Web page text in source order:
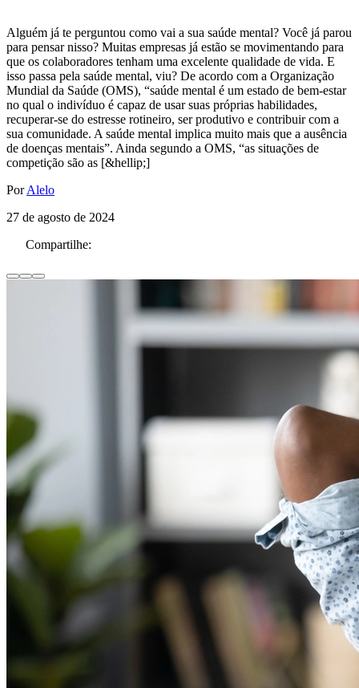
Alguém já te perguntou como vai a sua saúde mental? Você já parou
para pensar nisso? Muitas empresas já estão se movimentando para
que os colaboradores tenham uma excelente qualidade de vida. E
isso passa pela saúde mental, viu? De acordo com a Organização
Mundial da Saúde (OMS), “saúde mental é um estado de bem-estar
no qual o indivíduo é capaz de usar suas próprias habilidades,
recuperar-se do estresse rotineiro, ser produtivo e contribuir com a
sua comunidade. A saúde mental implica muito mais que a ausência
de doenças mentais”. Ainda segundo a OMS, “as situações de
competição são as [&hellip;]
PorAlelo
27 de agosto de 2024
Compartilhe: